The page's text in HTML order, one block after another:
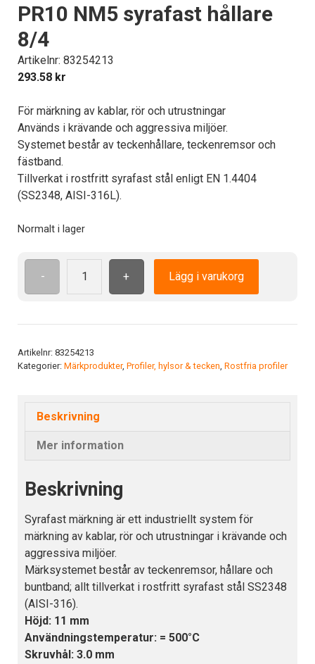
PR10 NM5 syrafast hållare
8/4
Artikelnr: 83254213
293.58 kr
För märkning av kablar, rör och utrustningar
Används i krävande och aggressiva miljöer.
Systemet består av teckenhållare, teckenremsor och
fästband.
Tillverkat i rostfritt syrafast stål enligt EN 1.4404
(SS2348, AISI-316L).
Normalt i lager
-
PR10
mängd
+ Lägg i varukorg
Artikelnr: 83254213
Kategorier: Märkprodukter, Profiler, hylsor & tecken Rostfria profiler
Beskrivning
Mer information
Beskrivning
Syrafast märkning är ett industriellt system för
märkning av kablar, rör och utrustningar i krävande och
aggressiva miljöer.
Märksystemet består av teckenremsor, hållare och
buntband; allt tillverkat i rostfritt syrafast stål SS2348
(AISI-316).
Höjd: 11 mm
Användningstemperatur: = 500°C
Skruvhål: 3.0 mm